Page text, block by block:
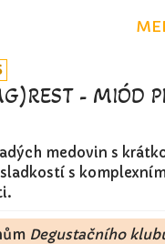
- MIÓD
medovin s
s
Degustačního